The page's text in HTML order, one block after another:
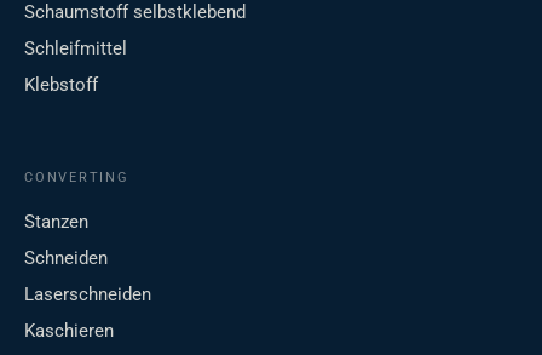
Schaumstoff selbstklebend
Schleifmittel
Klebstoff
CONVERTING
Stanzen
Schneiden
Laserschneiden
Kaschieren